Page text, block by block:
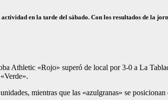
en la tarde del sábado. Con los resultados de la
Athletic «Rojo» superó de local por 3-0 a La
mientras que las «azulgranas» se posicionan